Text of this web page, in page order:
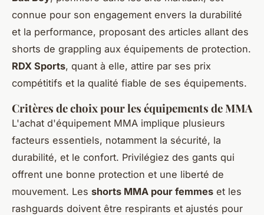
connue pour son engagement envers la durabilité
et la performance, proposant des articles allant des
shorts de grappling aux équipements de protection.
RDX Sports, quant à elle, attire par ses prix
compétitifs et la qualité fiable de ses équipements.
Critères de choix pour les équipements de MMA
L'achat d'équipement MMA implique plusieurs
facteurs essentiels, notamment la sécurité, la
durabilité, et le confort. Privilégiez des gants qui
offrent une bonne protection et une liberté de
mouvement. Les shorts MMA pour femmes et les
rashguards doivent être respirants et ajustés pour